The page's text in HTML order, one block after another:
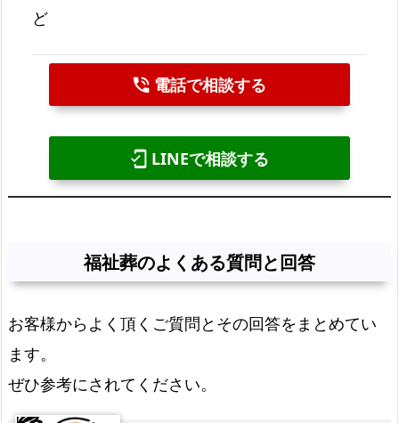
ど
phone_in_talk電話で相談する
mobile_friendly LINEで相談する
福祉葬のよくある質問と回答
お客様からよく頂くご質問とその回答をまとめてい
ます。
ぜひ参考にされてください。